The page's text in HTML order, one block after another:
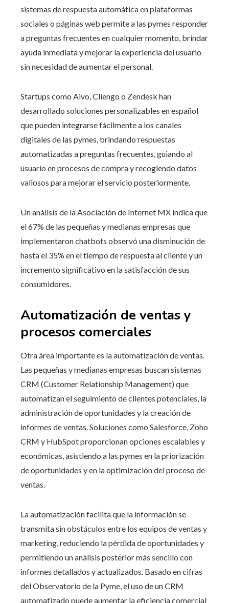
sistemas de respuesta automática en plataformas
sociales o páginas web permite a las pymes responder
a preguntas frecuentes en cualquier momento, brindar
ayuda inmediata y mejorar la experiencia del usuario
sin necesidad de aumentar el personal.
Startups como Aivo, Cliengo o Zendesk han
desarrollado soluciones personalizables en español
que pueden integrarse fácilmente a los canales
digitales de las pymes, brindando respuestas
automatizadas a preguntas frecuentes, guiando al
usuario en procesos de compra y recogiendo datos
valiosos para mejorar el servicio posteriormente.
Un análisis de la Asociación de Internet MX indica que
el 67% de las pequeñas y medianas empresas que
implementaron chatbots observó una disminución de
hasta el 35% en el tiempo de respuesta al cliente y un
incremento significativo en la satisfacción de sus
consumidores.
Automatización de ventas y
procesos comerciales
Otra área importante es la automatización de ventas.
Las pequeñas y medianas empresas buscan sistemas
CRM (Customer Relationship Management) que
automatizan el seguimiento de clientes potenciales, la
administración de oportunidades y la creación de
informes de ventas. Soluciones como Salesforce, Zoho
CRM y HubSpot proporcionan opciones escalables y
económicas, asistiendo a las pymes en la priorización
de oportunidades y en la optimización del proceso de
ventas.
La automatización facilita que la información se
transmita sin obstáculos entre los equipos de ventas y
marketing, reduciendo la pérdida de oportunidades y
permitiendo un análisis posterior más sencillo con
informes detallados y actualizados. Basado en cifras
del Observatorio de la Pyme, el uso de un CRM
automatizado puede aumentar la eficiencia comercial